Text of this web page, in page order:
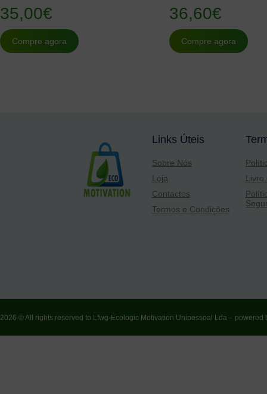
35,00€
Compre agora
36,60€
Compre agora
Links Úteis
Sobre Nós
Loja
Contactos
Termos e Condições
Livro
2026 © All rights reserved to Lfwg-Ecologic Motivation Unipessoal Lda – powered